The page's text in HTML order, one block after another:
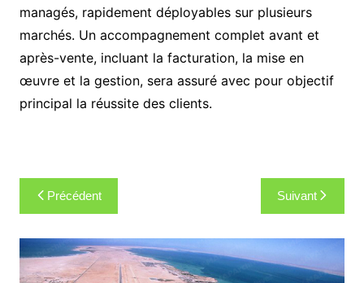
managés, rapidement déployables sur plusieurs
marchés. Un accompagnement complet avant et
après-vente, incluant la facturation, la mise en
œuvre et la gestion, sera assuré avec pour objectif
principal la réussite des clients.
Navigation
de
l’article
Précédent Suivant